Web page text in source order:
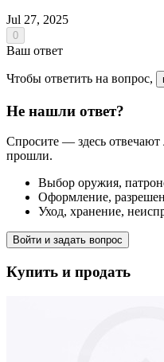
Jul 27, 2025
0
Ваш ответ
Чтобы ответить на вопрос,
Не нашли ответ?
Спросите — здесь отвечают
прошли.
Выбор оружия,
Оформление,
Уход, хранение,
Войти и задать вопрос
Купить и продать